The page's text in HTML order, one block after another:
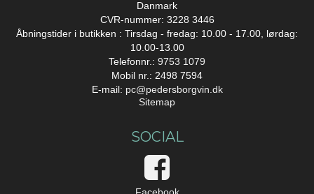
Danmark
CVR-nummer: 3228 3446
Åbningstider i butikken : Tirsdag - fredag: 10.00 - 17.00, lørdag:
10.00-13.00
Telefonnr.: 9753 1079
Mobil nr.: 2498 7594
E-mail: pc@pedersborgvin.dk
Sitemap
SOCIAL